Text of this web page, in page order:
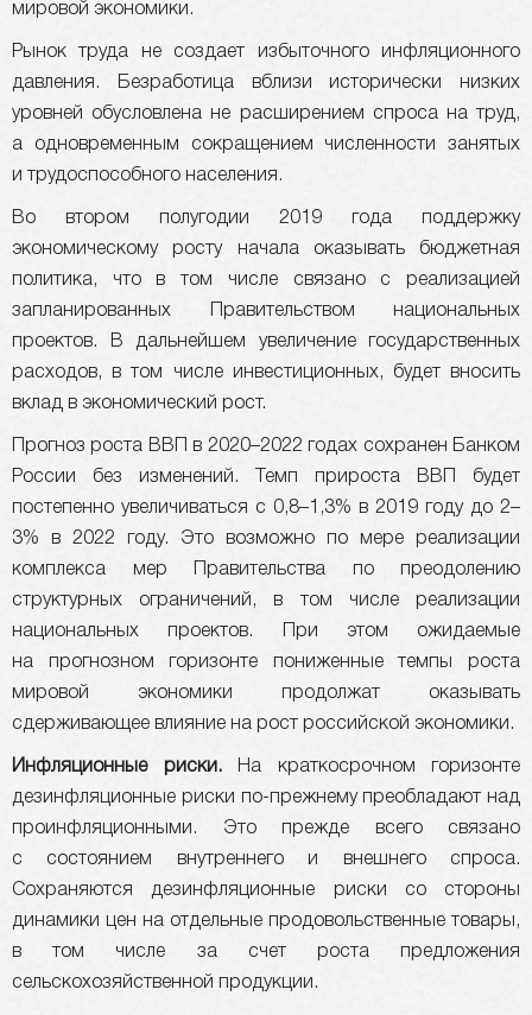
мировой экономики.
Рынок труда не создает избыточного инфляционного
давления. Безработица вблизи исторически низких
уровней обусловлена не расширением спроса на труд,
а одновременным сокращением численности занятых
и трудоспособного населения.
Во втором полугодии 2019 года поддержку
экономическому росту начала оказывать бюджетная
политика, что в том числе связано с реализацией
запланированных Правительством национальных
проектов. В дальнейшем увеличение государственных
расходов, в том числе инвестиционных, будет вносить
вклад в экономический рост.
Прогноз роста ВВП в 2020–2022 годах сохранен Банком
России без изменений. Темп прироста ВВП будет
постепенно увеличиваться с 0,8–1,3% в 2019 году до 2–
3% в 2022 году. Это возможно по мере реализации
комплекса мер Правительства по преодолению
структурных ограничений, в том числе реализации
национальных проектов. При этом ожидаемые
на прогнозном горизонте пониженные темпы роста
мировой экономики продолжат оказывать
сдерживающее влияние на рост российской экономики.
Инфляционные риски.
На краткосрочном горизонте
дезинфляционные риски по-прежнему преобладают над
проинфляционными. Это прежде всего связано
с состоянием внутреннего и внешнего спроса.
Сохраняются дезинфляционные риски со стороны
динамики цен на отдельные продовольственные товары,
в том числе за счет роста предложения
сельскохозяйственной продукции.